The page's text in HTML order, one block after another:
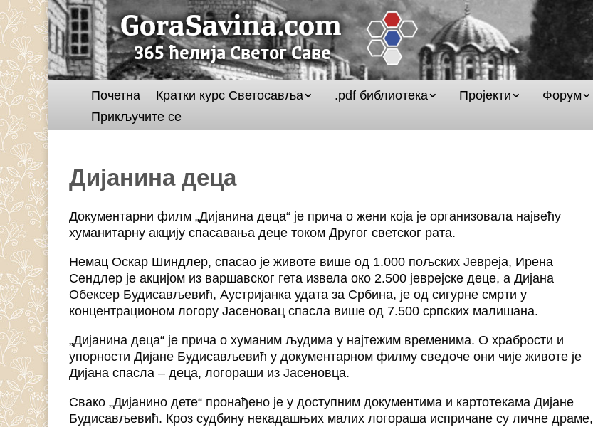
Почетна Кратки курс Светосавља .pdf библиотека Пројекти
Форум
Прикључите се
Дијанина деца
Документарни филм „Дијанина деца“ је прича о жени која је организовала највећу
хуманитарну акцију спасавања деце током Другог светског рата.
Немац Оскар Шиндлер, спасао је животе више од 1.000 пољских Јевреја, Ирена
Сендлер је акцијом из варшавског гета извела око 2.500 јеврејске деце, а Дијана
Обексер Будисављевић, Аустријанка удата за Србина, је од сигурне смрти у
концентрационом логору Јасеновац спасла више од 7.500 српских малишана.
„Дијанина деца“ је прича о хуманим људима у најтежим временима. О храбрости и
упорности Дијане Будисављевић у документарном филму сведоче они чије животе је
Дијана спасла – деца, логораши из Јасеновца.
Свако „Дијанино дете“ пронађено је у доступним документима и картотекама Дијане
Будисављевић. Кроз судбину некадашњих малих логораша испричане су личне драме,